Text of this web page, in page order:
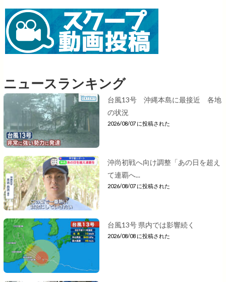
ニュースランキング
台風13号 沖縄本島に最接近 各地
の状況
2026/08/07 に投稿された
沖尚初戦へ向け調整「あの日を超え
て連覇へ...
2026/08/07 に投稿された
台風13号 県内では影響続く
2026/08/08 に投稿された